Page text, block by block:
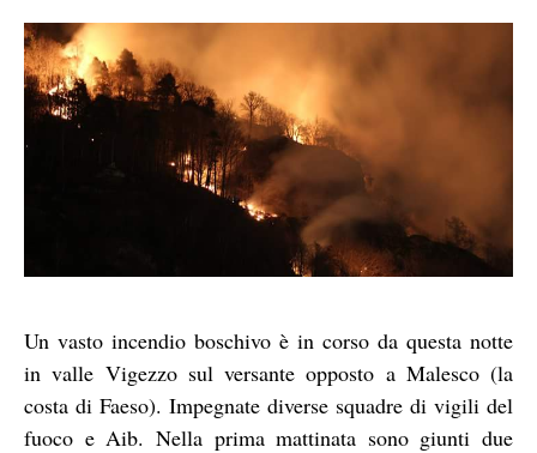
Un vasto incendio boschivo è in corso da questa notte
in valle Vigezzo sul versante opposto a Malesco (la
costa di Faeso). Impegnate diverse squadre di vigili del
fuoco e Aib. Nella prima mattinata sono giunti due